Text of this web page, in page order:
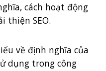
cách hoạt động
thiện SEO.
về định nghĩa của
dụng trong công